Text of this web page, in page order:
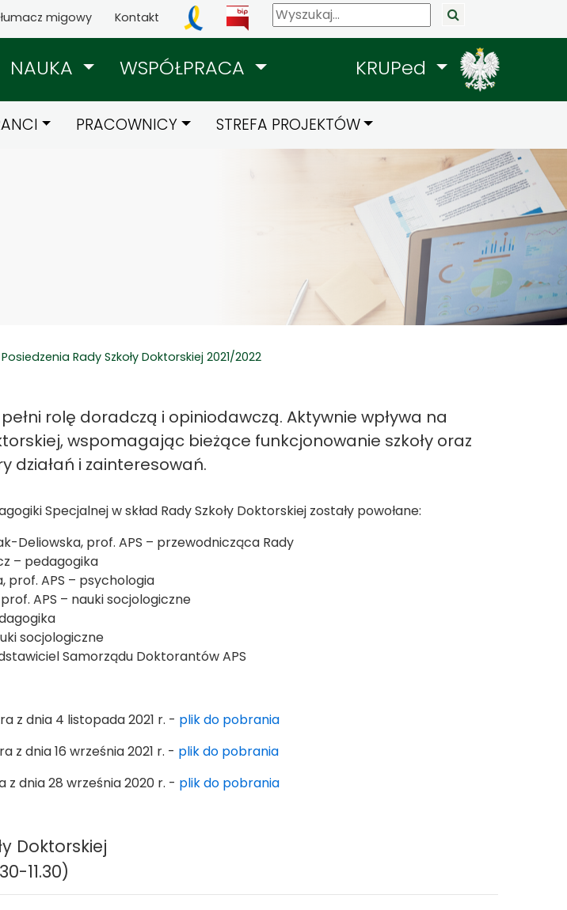
migowy Kontakt
NAUKA WSPÓŁPRACA KRUPed
PRACOWNICY STREFA PROJEKTÓW
Posiedzenia Rady Szkoły Doktorskiej 2021/2022
rolę doradczą i opiniodawczą. Aktywnie wpływa na
wspomagając bieżące funkcjonowanie szkoły oraz
działań i zainteresowań.
Specjalnej w skład Rady Szkoły Doktorskiej zostały powołane:
Deliowska, prof. APS – przewodnicząca Rady
– pedagogika
prof. APS – psychologia
APS – nauki socjologiczne
socjologiczne
Samorządu Doktorantów APS
z dnia 4 listopada 2021 r. - plik do pobrania
z dnia 16 września 2021 r. - plik do pobrania
z dnia 28 września 2020 r. - plik do pobrania
Doktorskiej
11.30)